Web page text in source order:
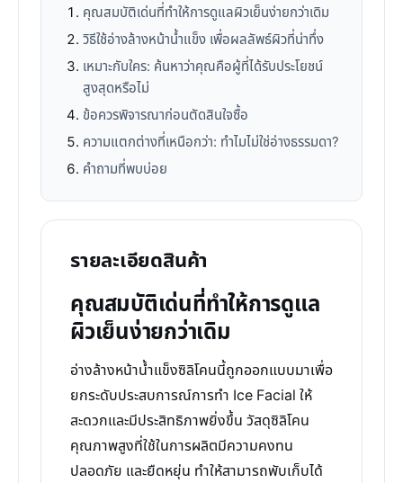
คุณสมบัติเด่นที่ทำให้การดูแลผิวเย็นง่ายกว่าเดิม
วิธีใช้อ่างล้างหน้าน้ำแข็ง เพื่อผลลัพธ์ผิวที่น่าทึ่ง
เหมาะกับใคร: ค้นหาว่าคุณคือผู้ที่ได้รับประโยชน์
สูงสุดหรือไม่
ข้อควรพิจารณาก่อนตัดสินใจซื้อ
ความแตกต่างที่เหนือกว่า: ทำไมไม่ใช่อ่างธรรมดา?
คำถามที่พบบ่อย
รายละเอียดสินค้า
คุณสมบัติเด่นที่ทำให้การดูแล
ผิวเย็นง่ายกว่าเดิม
อ่างล้างหน้าน้ำแข็งซิลิโคนนี้ถูกออกแบบมาเพื่อ
ยกระดับประสบการณ์การทำ Ice Facial ให้
สะดวกและมีประสิทธิภาพยิ่งขึ้น วัสดุซิลิโคน
คุณภาพสูงที่ใช้ในการผลิตมีความคงทน
ปลอดภัย และยืดหยุ่น ทำให้สามารถพับเก็บได้